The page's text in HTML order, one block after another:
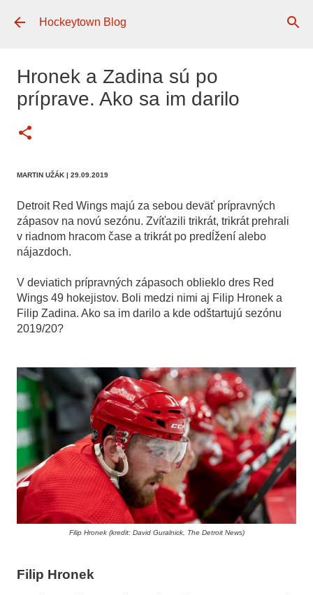
Preskočiť na hlavný obsah
Hockeytown Blog
Hronek a Zadina sú po
príprave. Ako sa im darilo
MARTIN UŽÁK | 29.09.2019
Detroit Red Wings majú za sebou deväť prípravných
zápasov na novú sezónu. Zvíťazili trikrát, trikrát prehrali
v riadnom hracom čase a trikrát po predĺžení alebo
nájazdoch.
V deviatich prípravných zápasoch oblieklo dres Red
Wings 49 hokejistov. Boli medzi nimi aj Filip Hronek a
Filip Zadina. Ako sa im darilo a kde odštartujú sezónu
2019/20?
Filip Hronek (kredit: David Guralnick, The Detroit News)
Filip Hronek